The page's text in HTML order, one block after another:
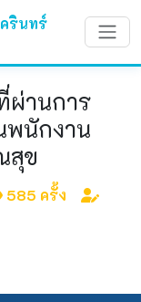
รินทร์
ผ่านการ
พนักงาน
สุข
585 ครั้ง